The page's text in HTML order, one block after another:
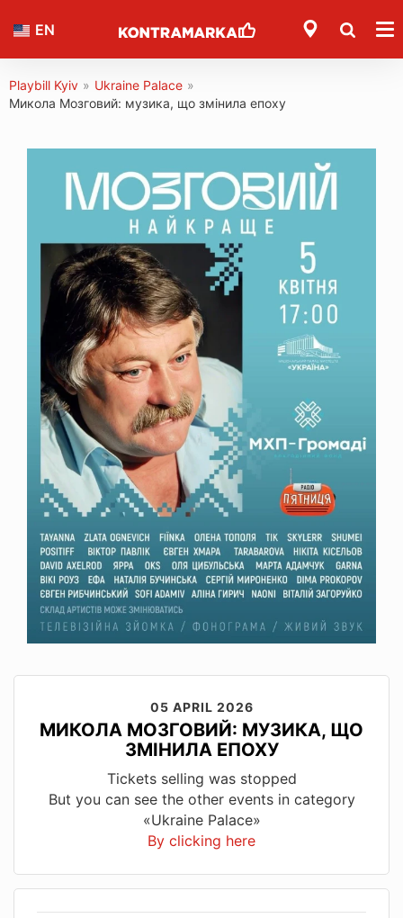
EN
Playbill Kyiv » Ukraine Palace »
Микола Мозговий: музика, що змінила епоху
05 APRIL 2026
МИКОЛА МОЗГОВИЙ: МУЗИКА, ЩО
ЗМІНИЛА ЕПОХУ
Tickets selling was stopped
But you can see the other events in category
«Ukraine Palace»
By clicking here